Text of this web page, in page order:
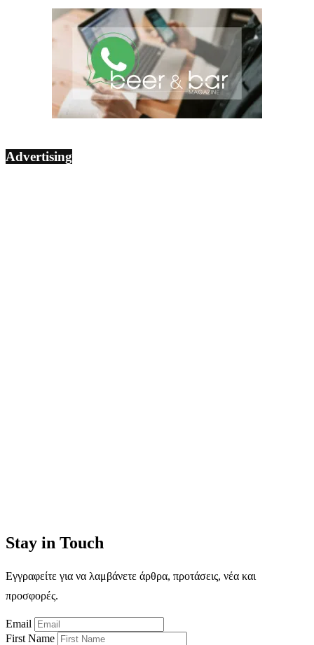
Advertising
Stay in Touch
Εγγραφείτε για να λαμβάνετε άρθρα, προτάσεις, νέα και
προσφορές.
Email
First Name